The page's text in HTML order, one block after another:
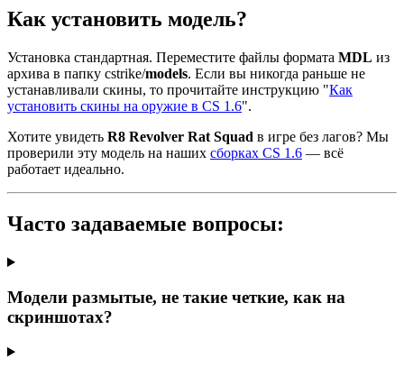
Как установить модель?
Установка стандартная. Переместите файлы формата MDL из
архива в папку cstrike/models. Если вы никогда раньше не
устанавливали скины, то прочитайте инструкцию "Как
установить скины на оружие в CS 1.6".
Хотите увидеть R8 Revolver Rat Squad в игре без лагов? Мы
проверили эту модель на наших сборках CS 1.6 — всё
работает идеально.
Часто задаваемые вопросы:
Модели размытые, не такие четкие, как на
скриншотах?